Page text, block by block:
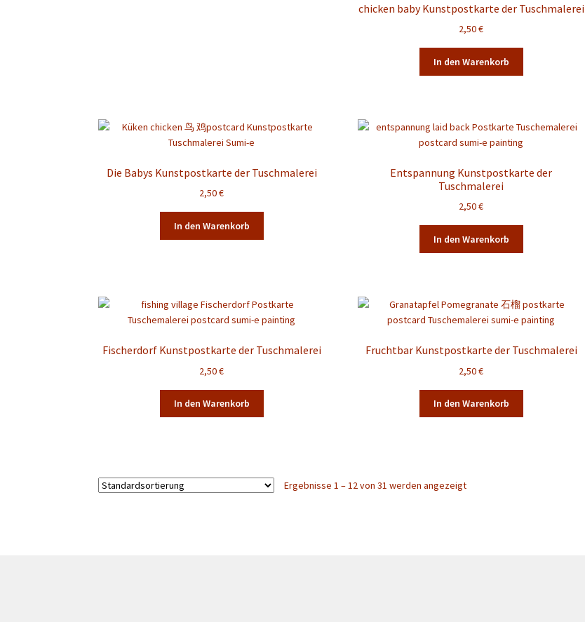
chicken baby Kunstpostkarte der Tuschmalerei
2,50€
In den Warenkorb
Die Babys Kunstpostkarte der Tuschmalerei
2,50€
In den Warenkorb
Entspannung Kunstpostkarte der
Tuschmalerei
2,50€
In den Warenkorb
Fischerdorf Kunstpostkarte der Tuschmalerei
2,50€
In den Warenkorb
Fruchtbar Kunstpostkarte der Tuschmalerei
2,50€
In den Warenkorb
Ergebnisse 1 – 12 von 31 werden angezeigt